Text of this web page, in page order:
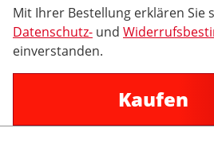
Mit Ihrer Bestellung erklären Sie
Datenschutz- und
einverstanden.
Kaufen